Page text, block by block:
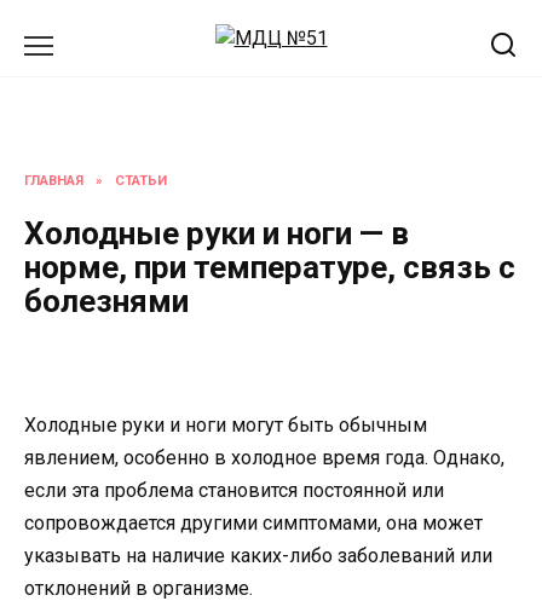
ГЛАВНАЯ » СТАТЬИ
Холодные руки и ноги — в
норме, при температуре, связь с
болезнями
Холодные руки и ноги могут быть обычным
явлением, особенно в холодное время года. Однако,
если эта проблема становится постоянной или
сопровождается другими симптомами, она может
указывать на наличие каких-либо заболеваний или
отклонений в организме.